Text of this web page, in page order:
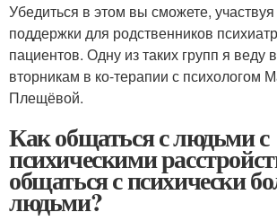
Убедиться в этом вы сможете, участвуя
поддержки для родственников
пациентов. Одну из таких групп я веду
вторникам в ко-терапии с психологом
Плещёвой.
Как общаться с людьми с
психическими
общаться с психически
людьми?